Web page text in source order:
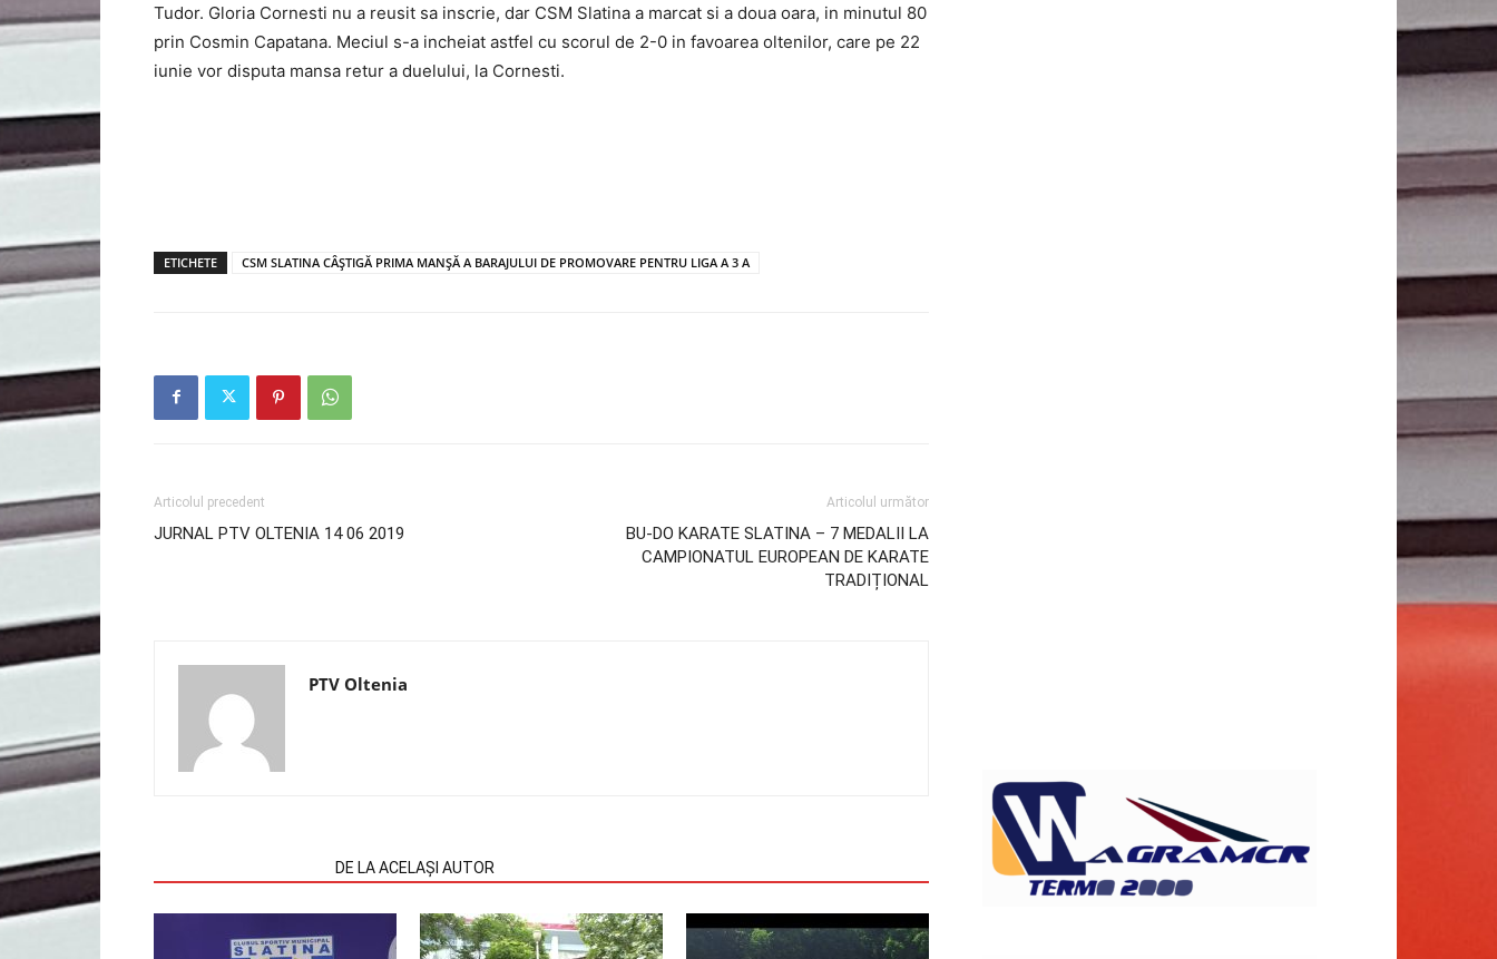
Tudor. Gloria Cornesti nu a reusit sa inscrie, dar CSM Slatina a marcat si a doua oara, in minutul 80
prin Cosmin Capatana. Meciul s-a incheiat astfel cu scorul de 2-0 in favoarea oltenilor, care pe 22
iunie vor disputa mansa retur a duelului, la Cornesti.
ETICHETE CSM SLATINA CÂȘTIGĂ PRIMA MANȘĂ A BARAJULUI DE PROMOVARE PENTRU LIGA A 3 A
Articolul precedent
JURNAL PTV OLTENIA 14 06 2019
Articolul următor
BU-DO KARATE SLATINA – 7 MEDALII LA
CAMPIONATUL EUROPEAN DE KARATE
TRADIȚIONAL
PTV Oltenia
DE LA ACELAȘI AUTOR